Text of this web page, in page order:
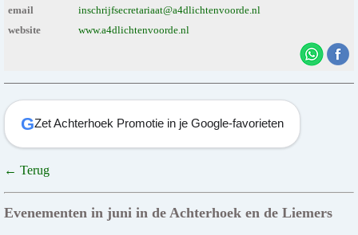
email
inschrijfsecretariaat@a4dlichtenvoorde.nl
website
www.a4dlichtenvoorde.nl
GZet Achterhoek Promotie in je Google-favorieten
← Terug
Evenementen in juni in de Achterhoek en de Liemers